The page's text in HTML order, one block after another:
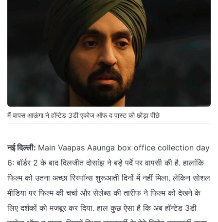
मैं वापस आऊंगा ने हॉन्टेड 3डी एकोज ऑफ द पास्ट को छोड़ा पीछे
नई दिल्ली: Main Vaapas Aaunga box office collection day
6: बॉर्डर 2 के बाद दिलजीत दोसांझ ने बड़े पर्दे पर वापसी की है. हालांकि
फिल्म को उतना अच्छा रिस्पॉन्स शुरूआती दिनों में नहीं मिला. लेकिन सोशल
मीडिया पर फिल्म की चर्चा और सेलेब्स की तारीफ ने फिल्म को देखने के
लिए दर्शकों को मजबूर कर दिया. हाल कुछ ऐसा है कि अब हॉन्टेड 3डी